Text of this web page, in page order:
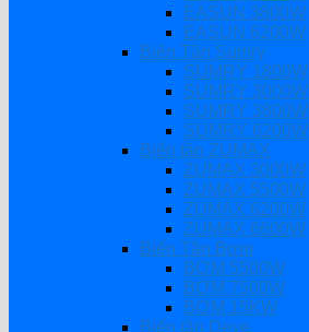
EASUN 3800W
EASUN 6200W
Biến Tần Sumry
SUMRY 1800W
SUMRY 3000W
SUMRY 3800W
SUMRY 6200W
Biến tần ZUMAX
ZUMAX 3000W
ZUMAX 5500W
ZUMAX 6200W
ZUMAX 6600W
Biến Tần Bơm
BƠM 5500W
BƠM 7500W
BƠM 15KW
Biến tần Deye